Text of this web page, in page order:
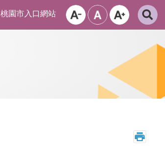
桃園市入口網站